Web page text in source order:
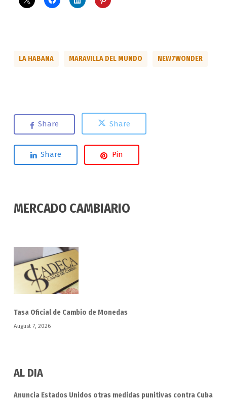
LA HABANA MARAVILLA DEL MUNDO NEW7WONDER
Share Share
Share Pin
MERCADO CAMBIARIO
Tasa Oficial de Cambio de Monedas
August 7, 2026
AL DIA
Anuncia Estados Unidos otras medidas punitivas contra Cuba